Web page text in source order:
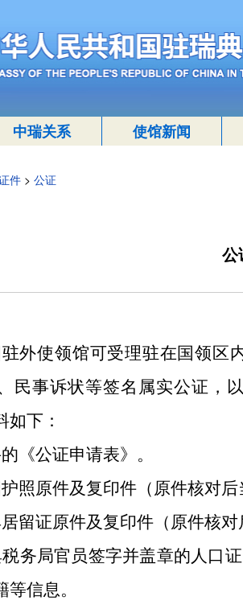
中瑞关系 使馆新闻
件 > 公证
公
外使领馆可受理驻在国领区
民事诉状等签名属实公证，
如下：
《公证申请表》。
照原件及复印件（原件核对
留证原件及复印件（原件核
务局官员签字并盖章的人口
信息。